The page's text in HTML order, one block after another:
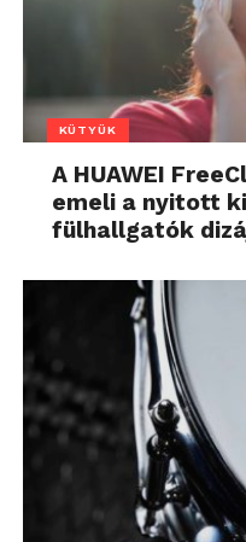
KÜTYÜK
A HUAWEI
emeli a nyitott
fülhallgatók